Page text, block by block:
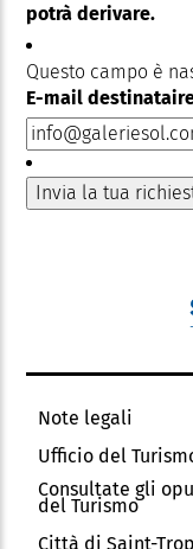
potrà derivare.
Questo campo è
E-mail
Note legali
Ufficio del
Consultate gli
del Turismo
Città di Saint-